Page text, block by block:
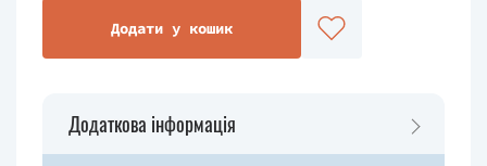
Додати у кошик
Додаткова інформація